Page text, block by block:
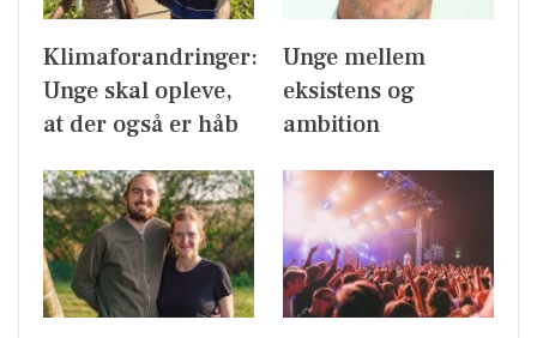
Klimaforandringer:
Unge skal opleve,
at der også er håb
Unge mellem
eksistens og
ambition